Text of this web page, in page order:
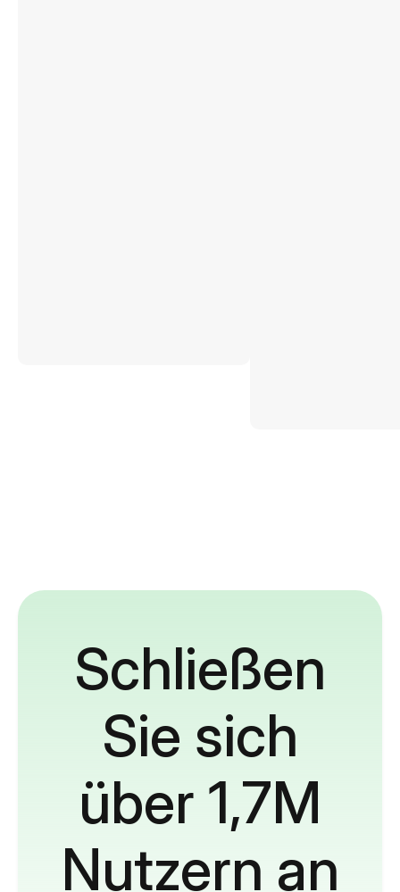
Schließen
Sie sich
über 1,7M
Nutzern an